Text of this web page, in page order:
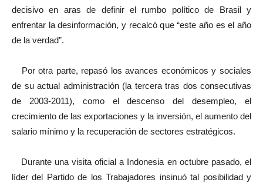
decisivo en aras de definir el rumbo político de Brasil y
enfrentar la desinformación, y recalcó que “este año es el año
de la verdad”.
Por otra parte, repasó los avances económicos y sociales
de su actual administración (la tercera tras dos consecutivas
de 2003-2011), como el descenso del desempleo, el
crecimiento de las exportaciones y la inversión, el aumento del
salario mínimo y la recuperación de sectores estratégicos.
Durante una visita oficial a Indonesia en octubre pasado, el
líder del Partido de los Trabajadores insinuó tal posibilidad y